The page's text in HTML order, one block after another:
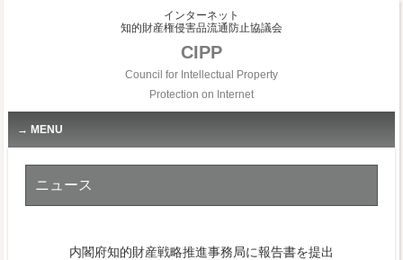
インターネット
知的財産権侵害品流通防止協議会
CIPP
Council for Intellectual Property
Protection on Internet
MENU
ニュース
内閣府知的財産戦略推進事務局に報告書を提出